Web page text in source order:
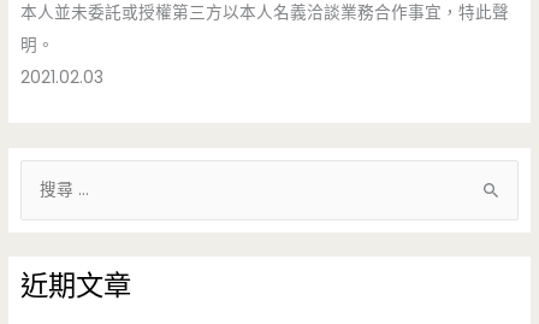
本人並未委託或授權第三方以本人名義洽談業務合作事宜，特此聲
明。
2021.02.03
鍵
字
近期文章